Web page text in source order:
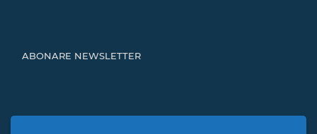
ABONARE NEWSLETTER